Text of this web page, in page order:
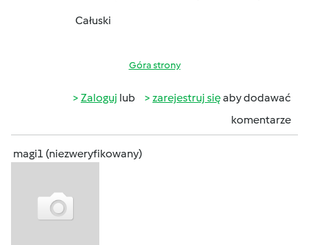
Całuski
Góra strony
Zaloguj lub zarejestruj sięaby dodawać
komentarze
magi1 (niezweryfikowany)